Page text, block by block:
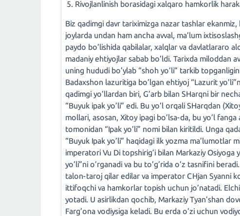
Rivojlanlinish borasidagi xalqaro hamkorlik
Biz qadimgi davr tariximizga nazar tashlar
joylarda undan ham ancha avval, ma’lum
paydo bo’lishida qabilalar, xalqlar va davlatlararo
madaniy ehtiyojlar sabab bo’ldi. Tarixda miloddan
uning hududi bo’ylab “shoh yo’li” tarkib
Badaxshon lazuritiga bo’lgan ehtiyoj “Lazurit
qadimgi yo’llardan biri, G’arb bilan SHarqni bir
“Buyuk ipak yo’li” edi. Bu yo’l orqali SHarqdan
mollari, asosan, Xitoy ipagi bo’lsa-da, bu yo’l
tomonidan “Ipak yo’li” nomi bilan kiritildi. Unga
“Buyuk Ipak yo’li” haqidagi ilk yozma ma’lumotlar
imperatori Vu Di topshirig’i bilan Markaziy Osiyoga
yo’li”ni o’rganadi va bu to’g’rida o’z tasnifini
talon-taroj qilar edilar va imperator CHjan Syanni
ittifoqchi va hamkorlar topish uchun jo’natadi.
yotadi. U asirlikdan qochib, Markaziy Tyan’shan
Farg’ona vodiysiga keladi. Bu erda o’zi uchun